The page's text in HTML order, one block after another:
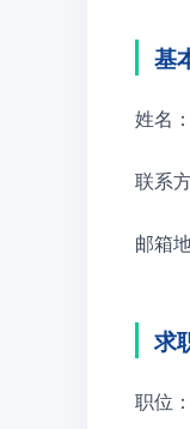
基
姓名
联系
邮箱
求
职位